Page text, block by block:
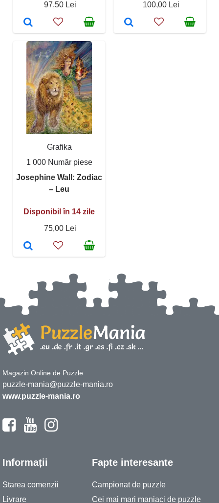
97,50 Lei
100,00 Lei
Grafika
1 000 Număr piese
Josephine Wall: Zodiac
– Leu
Disponibil în 14 zile
75,00 Lei
Magazin Online de Puzzle
puzzle-mania@puzzle-mania.ro
www.puzzle-mania.ro
Informații
Starea comenzii
Livrare
Fapte interesante
Campionat de puzzle
Cei mai mari maniaci de puzzle